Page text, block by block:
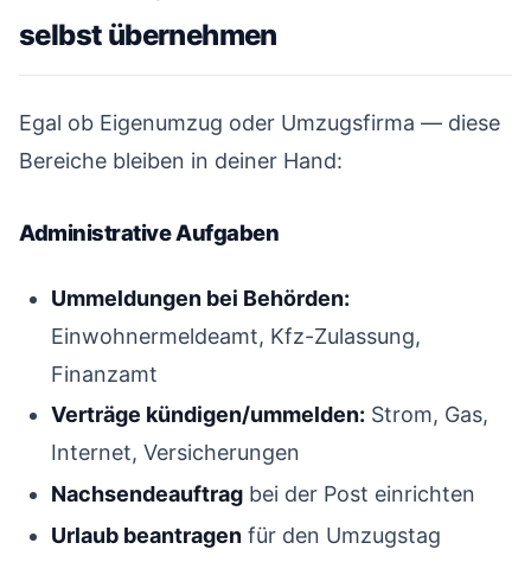
selbst übernehmen
Egal ob Eigenumzug oder Umzugsfirma — diese
Bereiche bleiben in deiner Hand:
Administrative Aufgaben
Ummeldungen bei Behörden:
Einwohnermeldeamt, Kfz-Zulassung,
Finanzamt
Verträge kündigen/ummelden: Strom, Gas,
Internet, Versicherungen
Nachsendeauftrag bei der Post einrichten
Urlaub beantragen für den Umzugstag